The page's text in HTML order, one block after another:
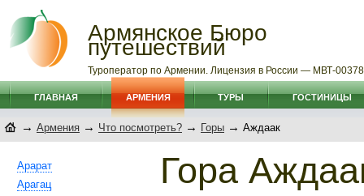
Армянское Бюро
путешествий
Туроператор по Армении. Лицензия в России — МВТ-
ГЛАВНАЯ АРМЕНИЯ ТУРЫ ГОСТИНИЦЫ
→ Армения → Что посмотреть? → Горы → Аждаак
Арарат
Арагац
Гора